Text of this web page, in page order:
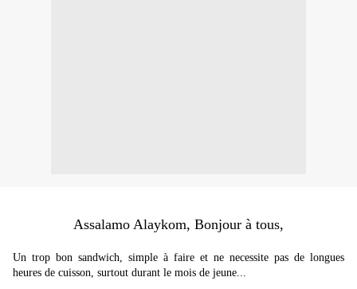
Assalamo Alaykom, Bonjour à tous,
Un trop bon sandwich, simple à faire et ne necessite pas de longues
heures de cuisson, surtout durant le mois de jeune...